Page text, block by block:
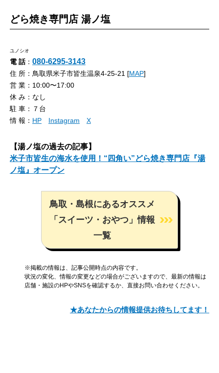
どら焼き専門店 湯ノ塩
ユノシオ
電 話： 080-6295-3143
住 所：鳥取県米子市皆生温泉4-25-21 [MAP]
営 業：10:00〜17:00
休 み：なし
駐 車：７台
情 報： HP Instagram X
【湯ノ塩の過去の記事】
米子市皆生の海水を使用！“四角い”どら焼き専門店『湯
ノ塩』オープン
鳥取・島根にあるオススメ
「スイーツ・おやつ」情報
一覧
※掲載の情報は、記事公開時点の内容です。
状況の変化、情報の変更などの場合がございますので、最新の情報は
店舗・施設のHPやSNSを確認するか、直接お問い合わせください。
★あなたからの情報提供お待ちしてます！